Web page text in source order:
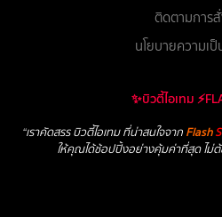
ติดตามการ
นโยบายความเ
✨บิวตี้ไอเทม
“เราคัดสรร บิวตี้ไอเทม ที่น่าสนใจจาก Flash
ให้คุณได้ช้อปปิ้งอย่างคุ้มค่าที่สุด ไม่ต้